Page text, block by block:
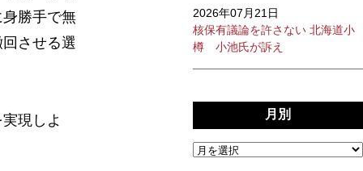
勝手で無
させる選
現しよ
2026年07月21日
核保有議論を許さない 北海道小
樽 小池氏が訴え
月別